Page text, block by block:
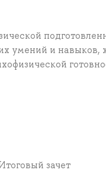
умений и навыков,
зачет